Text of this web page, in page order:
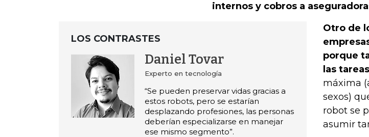
internos y cobros a
LOS CONTRASTES
Daniel Tovar
Experto en tecnología
“Se pueden preservar vidas gracias a
estos robots, pero se estarían
desplazando profesiones, las personas
deberían especializarse en manejar
ese mismo segmento”.
Otro de
porque
las
máxima
sexos)
robot se
asumir